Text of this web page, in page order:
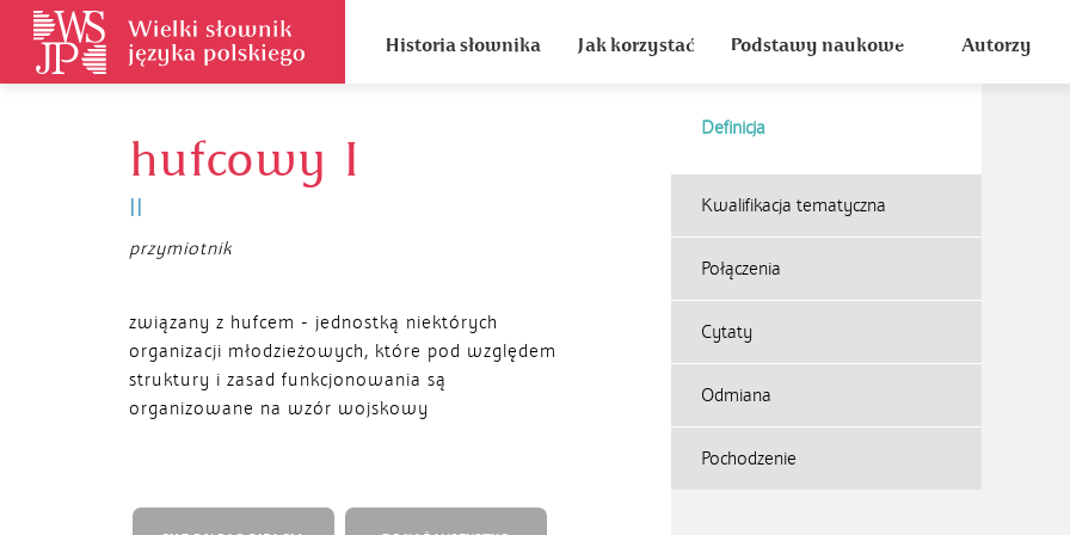
Historia słownika Jak korzystać Podstawy naukowe Autorzy
hufcowy I
II
przymiotnik
Definicja
związany z hufcem - jednostką niektórych
organizacji młodzieżowych, które pod względem
struktury i zasad funkcjonowania są
organizowane na wzór wojskowy
Kwalifikacja tematyczna
Połączenia
Cytaty
Odmiana
Pochodzenie